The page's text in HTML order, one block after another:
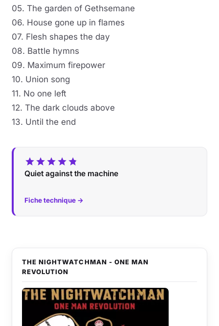
05. The garden of Gethsemane
06. House gone up in flames
07. Flesh shapes the day
08. Battle hymns
09. Maximum firepower
10. Union song
11. No one left
12. The dark clouds above
13. Until the end
Quiet against the machine
Fiche technique →
THE NIGHTWATCHMAN - ONE MAN
REVOLUTION